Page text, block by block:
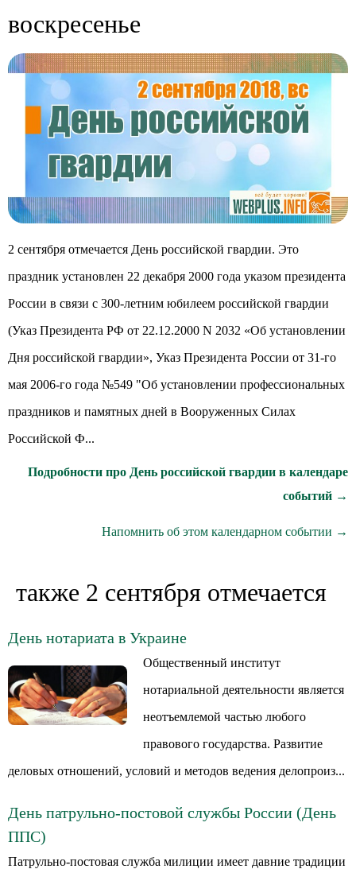
воскресенье
2 сентября отмечается День российской гвардии. Это
праздник установлен 22 декабря 2000 года указом президента
России в связи с 300-летним юбилеем российской гвардии
(Указ Президента РФ от 22.12.2000 N 2032 «Об установлении
Дня российской гвардии», Указ Президента России от 31-го
мая 2006-го года №549 "Об установлении профессиональных
праздников и памятных дней в Вооруженных Силах
Российской Ф...
Подробности про День российской гвардии в календаре
событий →
Напомнить об этом календарном событии →
также 2 сентября отмечается
День нотариата в Украине
Общественный институт
нотариальной деятельности является
неотъемлемой частью любого
правового государства. Развитие
деловых отношений, условий и методов ведения делопроиз...
День патрульно-постовой службы России (День
ППС)
Патрульно-постовая служба милиции имеет давние традиции